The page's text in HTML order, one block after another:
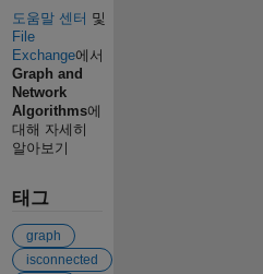
도움말 센터 및
File
Exchange에서
Graph and
Network
Algorithms에
대해 자세히
알아보기
태그
graph
isconnected